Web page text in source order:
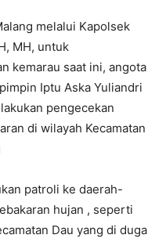
melalui Kapolsek
MH, untuk
kemarau saat ini, angota
Iptu Aska Yuliandri
pengecekan
di wilayah Kecamatan
patroli ke daerah-
hujan , seperti
Dau yang di duga